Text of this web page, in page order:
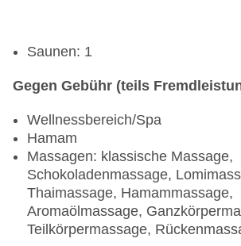
Saunen: 1
Gegen Gebühr (teils
Wellnessbereich/Spa
Hamam
Massagen: klassische Massage,
Schokoladenmassage,
Thaimassage, Hamammassage,
Aromaölmassage,
Teilkörpermassage,